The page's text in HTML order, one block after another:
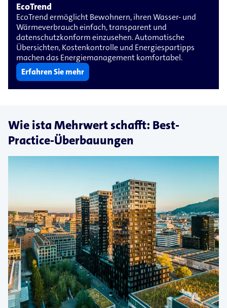
EcoTrend
EcoTrend ermöglicht Bewohnern, ihren Wasser- und
Wärmeverbrauch einfach, transparent und
datenschutzkonform einzusehen. Automatische
Übersichten, Kostenkontrolle und Energiespartipps
machen das Energiemanagement komfortabel.
Erfahren Sie mehr
Wie ista Mehrwert schafft: Best-
Practice-Überbauungen